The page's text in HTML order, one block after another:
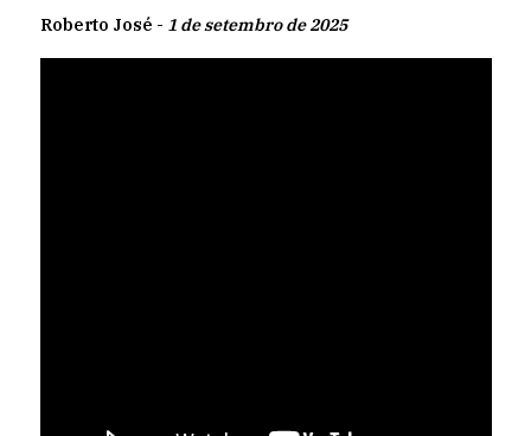
Roberto José - 1 de setembro de 2025